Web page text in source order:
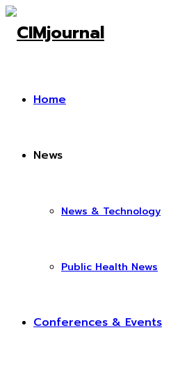
Home
News
News & Technology
Public Health News
Conferences & Events